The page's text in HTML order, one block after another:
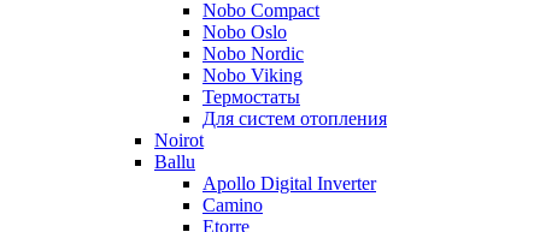
Nobo Compact
Nobo Oslo
Nobo Nordic
Nobo Viking
Термостаты
Для систем отопления
Noirot
Ballu
Apollo Digital Inverter
Camino
Etorre